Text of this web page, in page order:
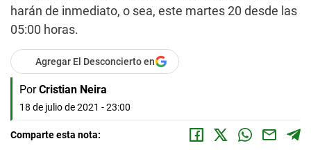
harán de inmediato, o sea, este martes 20 desde las
05:00 horas.
Agregar El Desconcierto en
Por Cristian Neira
18 de julio de 2021 - 23:00
Comparte esta nota: